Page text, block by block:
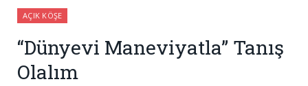
AÇIK KÖŞE
“Dünyevi Maneviyatla” Tanış
Olalım